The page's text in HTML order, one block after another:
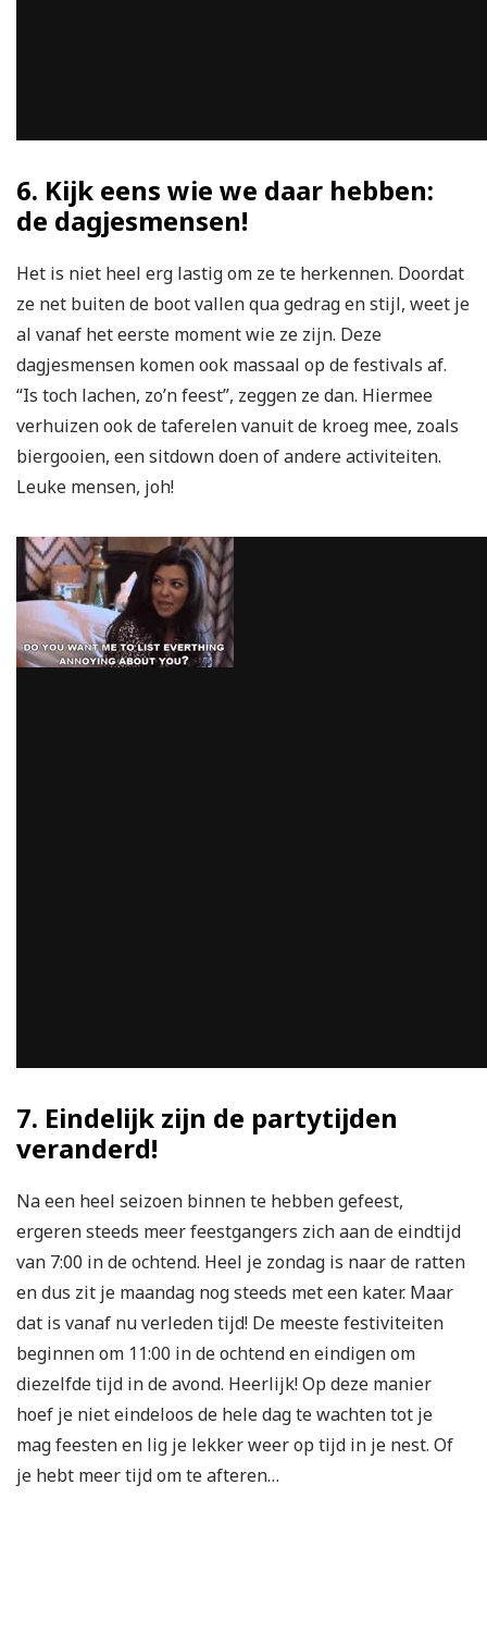
6. Kijk eens wie we daar hebben:
de dagjesmensen!
Het is niet heel erg lastig om ze te herkennen. Doordat
ze net buiten de boot vallen qua gedrag en stijl, weet je
al vanaf het eerste moment wie ze zijn. Deze
dagjesmensen komen ook massaal op de festivals af.
“Is toch lachen, zo’n feest”, zeggen ze dan. Hiermee
verhuizen ook de taferelen vanuit de kroeg mee, zoals
biergooien, een sitdown doen of andere activiteiten.
Leuke mensen, joh!
7. Eindelijk zijn de partytijden
veranderd!
Na een heel seizoen binnen te hebben gefeest,
ergeren steeds meer feestgangers zich aan de eindtijd
van 7:00 in de ochtend. Heel je zondag is naar de ratten
en dus zit je maandag nog steeds met een kater. Maar
dat is vanaf nu verleden tijd! De meeste festiviteiten
beginnen om 11:00 in de ochtend en eindigen om
diezelfde tijd in de avond. Heerlijk! Op deze manier
hoef je niet eindeloos de hele dag te wachten tot je
mag feesten en lig je lekker weer op tijd in je nest. Of
je hebt meer tijd om te afteren…